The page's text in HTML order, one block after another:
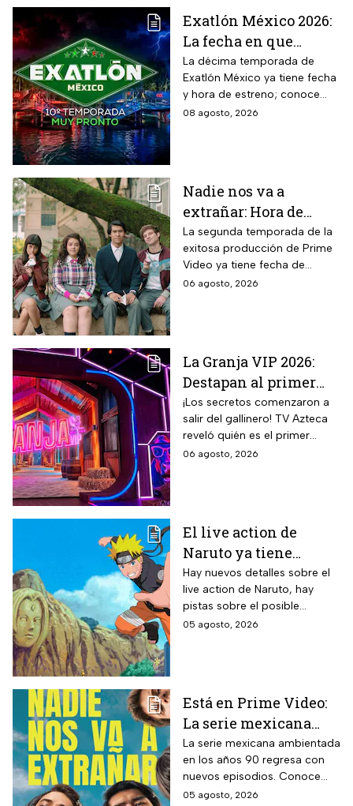
Exatlón México 2026:
La fecha en que
iniciará la nueva
temporada
La décima temporada de
Exatlón México ya tiene fecha
y hora de estreno; conoce
cuándo comienza, dónde
08 agosto, 2026
Nadie nos va a
extrañar: Hora de
estreno de la
Temporada 2 y reparto
completo
La segunda temporada de la
exitosa producción de Prime
Video ya tiene fecha de
estreno. Conoce el horario en
06 agosto, 2026
La Granja VIP 2026:
Destapan al primer
participante del
reality más viral de la
televisión mexicana
¡Los secretos comenzaron a
salir del gallinero! TV Azteca
reveló quién es el primer
granjero confirmado para la
06 agosto, 2026
El live action de
Naruto ya tiene
director y así avanza
el casting de la
película
Hay nuevos detalles sobre el
live action de Naruto, hay
pistas sobre el posible
enfoque de la historia y
05 agosto, 2026
Está en Prime Video:
La serie mexicana
noventera de la que
todos están hablando
y que se ve en un fin
La serie mexicana ambientada
en los años 90 regresa con
nuevos episodios. Conoce
cuándo se estrena, qué
05 agosto, 2026